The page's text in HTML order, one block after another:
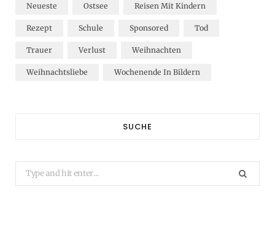
Neueste Ostsee Reisen Mit Kindern
Rezept Schule Sponsored Tod
Trauer Verlust Weihnachten
Weihnachtsliebe Wochenende In Bildern
SUCHE
Search
for: